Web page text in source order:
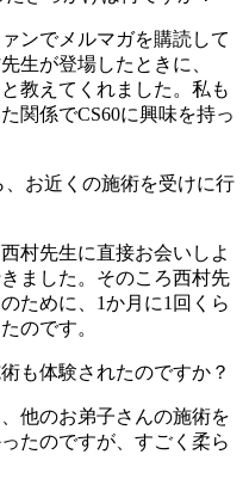
ンでメルマガを購読して
生が登場したときに、
教えてくれました。私も
関係でCS60に興味を持っ
お近くの施術を受けに行
村先生に直接お会いしよ
ました。そのころ西村先
ために、1か月に1回くら
のです。
も体験されたのですか？
他のお弟子さんの施術を
たのですが、すごく柔ら